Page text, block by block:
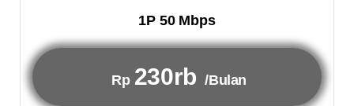
1P 50 Mbps
Rp 230rb /Bulan